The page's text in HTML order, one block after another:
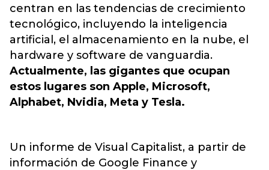
centran en las tendencias de crecimiento
tecnológico, incluyendo la inteligencia
artificial, el almacenamiento en la nube, el
hardware y software de vanguardia.
Actualmente, las gigantes que ocupan
estos lugares son Apple, Microsoft,
Alphabet, Nvidia, Meta y Tesla.
Un informe de Visual Capitalist, a partir de
información de Google Finance y